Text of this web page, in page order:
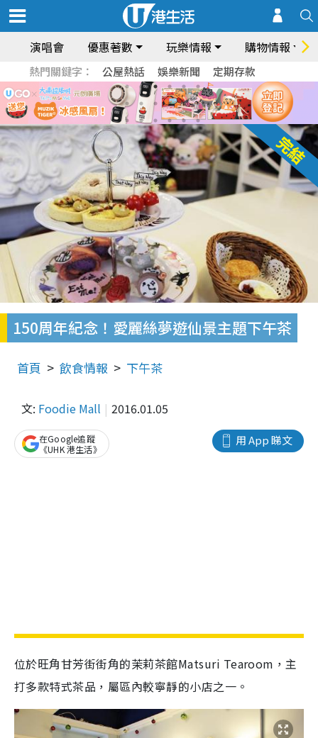
演唱會 優惠著數 玩樂情報 購物情報
熱門關鍵字： 公屋熱話 娛樂新聞 定期存款
150周年紀念！愛麗絲夢遊仙景主題下午茶
首頁 飲食情報 下午茶
文: Foodie Mall 2016.01.05
用 App 睇文
在Google追蹤
《UHK 港生活》
位於旺角甘芳街街角的茉莉茶館Matsuri Tearoom，主
打多款特式茶品，屬區內較寧靜的小店之一。